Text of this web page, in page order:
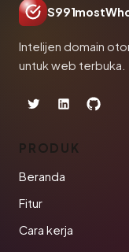
Intelijen domain
untuk web terbuka.
PRODUK
Beranda
Fitur
Cara kerja